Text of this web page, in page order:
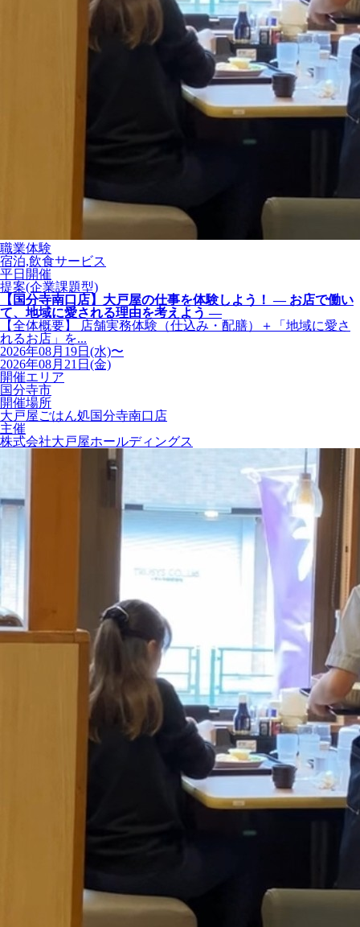
職業体験
宿泊,飲食サービス
平日開催
提案(企業課題型)
【国分寺南口店】大戸屋の仕事を体験しよう！ ― お店で働い
て、地域に愛される理由を考えよう ―
【全体概要】 店舗実務体験（仕込み・配膳）＋「地域に愛さ
れるお店」を...
2026年08月19日(水)〜
2026年08月21日(金)
開催エリア
国分寺市
開催場所
大戸屋ごはん処国分寺南口店
主催
株式会社大戸屋ホールディングス